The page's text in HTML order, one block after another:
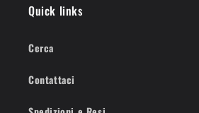
Quick links
Cerca
Contattaci